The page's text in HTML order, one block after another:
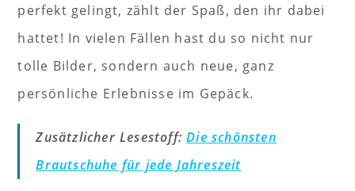
perfekt gelingt, zählt der Spaß, den ihr dabei
hattet! In vielen Fällen hast du so nicht nur
tolle Bilder, sondern auch neue, ganz
persönliche Erlebnisse im Gepäck.
Zusätzlicher Lesestoff:Die schönsten
Brautschuhe für jede Jahreszeit